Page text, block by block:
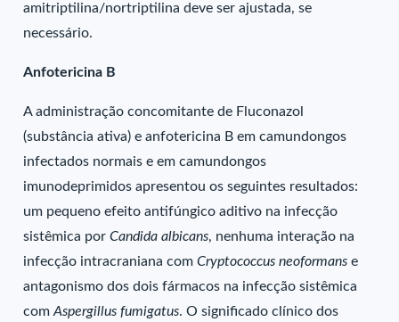
amitriptilina/nortriptilina deve ser ajustada, se
necessário.
Anfotericina B
A administração concomitante de Fluconazol
(substância ativa) e anfotericina B em camundongos
infectados normais e em camundongos
imunodeprimidos apresentou os seguintes resultados:
um pequeno efeito antifúngico aditivo na infecção
sistêmica porCandida albicans, nenhuma interação na
infecção intracraniana comCryptococcus neoformans e
antagonismo dos dois fármacos na infecção sistêmica
com Aspergillus fumigatus. O significado clínico dos